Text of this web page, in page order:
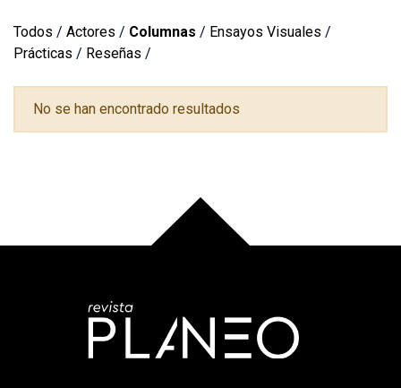
Todos / Actores / Columnas / Ensayos Visuales /
Prácticas / Reseñas /
No se han encontrado resultados